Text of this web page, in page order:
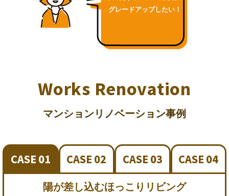
グレードアップしたい！
Works Renovation
マンションリノベーション事例
CASE 01 CASE 02 CASE 03 CASE 04
陽が差し込むほっこりリビング